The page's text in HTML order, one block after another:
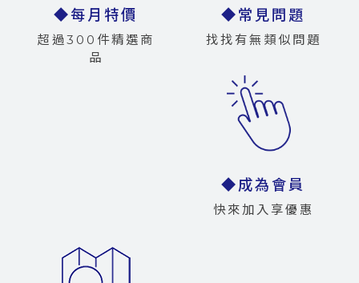
◆每月特價
超過300件精選商
品
◆常見問題
找找有無類似問題
◆成為會員
快來加入享優惠